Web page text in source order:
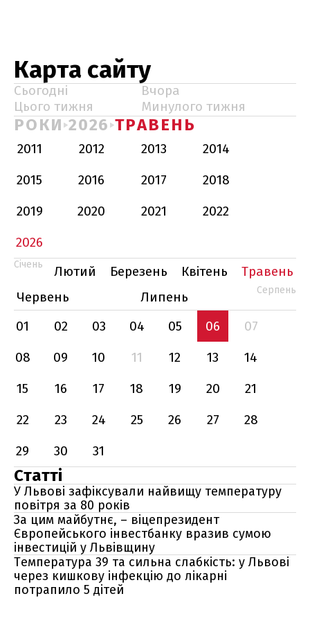
Карта сайту
Сьогодні
Вчора
Цього тижня
Минулого тижня
РОКИ 2026 ТРАВЕНЬ
2011 2012 2013
2014
2015
2016 2017
2018
2019
2020 2021
2022
2026
Січень Лютий Березень Квітень
Травень
Червень
Липень Серпень
01 02 03 04 05 06
07
08
09 10 11 12 13
14
15
16 17 18 19 20
21
22
23 24 25 26 27
28
29
30 31
Статті
У Львові зафіксували найвищу температуру
повітря за 80 років
За цим майбутнє, – віцепрезидент
Європейського інвестбанку вразив сумою
інвестицій у Львівщину
Температура 39 та сильна слабкість: у Львові
через кишкову інфекцію до лікарні
потрапило 5 дітей